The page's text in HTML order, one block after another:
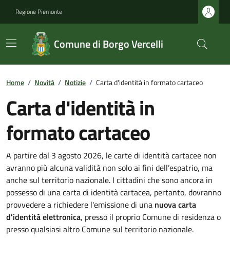
Regione Piemonte
Comune di Borgo Vercelli
Home / Novità / Notizie / Carta d'identità in formato cartaceo
Carta d'identità in
formato cartaceo
A partire dal 3 agosto 2026, le carte di identità cartacee non
avranno più alcuna validità non solo ai fini dell’espatrio, ma
anche sul territorio nazionale. I cittadini che sono ancora in
possesso di una carta di identità cartacea, pertanto, dovranno
provvedere a richiedere l'emissione di una nuova carta
d'identità elettronica, presso il proprio Comune di residenza o
presso qualsiasi altro Comune sul territorio nazionale.